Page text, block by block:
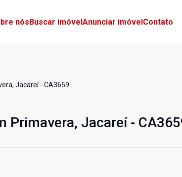
nósBuscar imóvelAnunciar imóvelContato
Jacareí - CA3659.
Primavera, Jacareí -